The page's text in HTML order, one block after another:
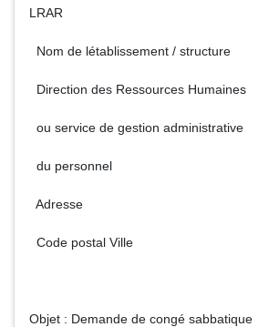
LRAR
Nom de létablissement / structure
Direction des Ressources Humaines
ou service de gestion administrative
du personnel
Adresse
Code postal Ville
Objet : Demande de congé sabbatique